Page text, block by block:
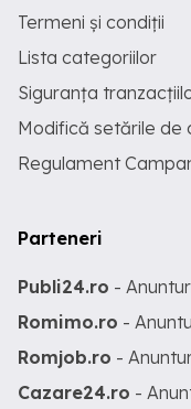
Termeni și condiții
Lista categoriilor
Siguranța
Modifică setările de
Regulament
Parteneri
Publi24.ro -
Romimo.ro -
Romjob.ro -
Cazare24.ro -